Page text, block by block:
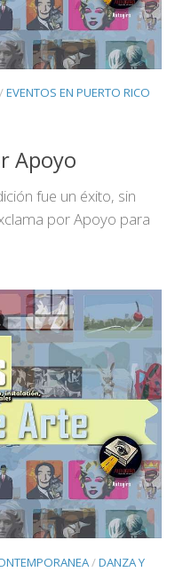
/EVENTOS EN PUERTO RICO
Apoyo
fue un éxito, sin
por Apoyo para
/DANZA Y